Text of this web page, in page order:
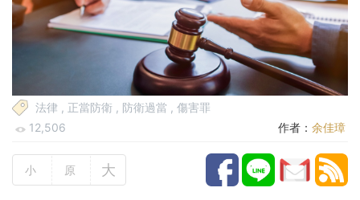
法律 , 正當防衛 , 防衛過當 , 傷害罪
12,506
作者： 余佳璋
小 原 大